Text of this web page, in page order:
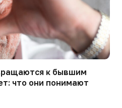
к бывшим
что они понимают